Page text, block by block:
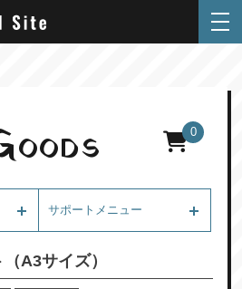
OODS 0
サポートメニュー
A3サイズ）